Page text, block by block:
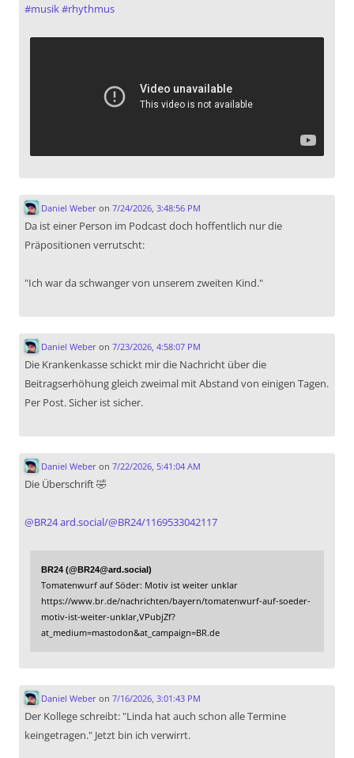
#musik#rhythmus
Daniel Weberon 7/24/2026, 3:48:56 PM
Da ist einer Person im Podcast doch hoffentlich nur die
Präpositionen verrutscht:
"Ich war da schwanger von unserem zweiten Kind."
Daniel Weberon 7/23/2026, 4:58:07 PM
Die Krankenkasse schickt mir die Nachricht über die
Beitragserhöhung gleich zweimal mit Abstand von einigen Tagen.
Per Post. Sicher ist sicher.
Daniel Weberon 7/22/2026, 5:41:04 AM
Die Überschrift 🤣
@BR24ard.social/@BR24/1169533042117
BR24 (@BR24@ard.social)
Tomatenwurf auf Söder: Motiv ist weiter unklar
https://www.br.de/nachrichten/bayern/tomatenwurf-auf-soeder-
motiv-ist-weiter-unklar,VPubjZf?
at_medium=mastodon&at_campaign=BR.de
Daniel Weberon 7/16/2026, 3:01:43 PM
Der Kollege schreibt: "Linda hat auch schon alle Termine
keingetragen." Jetzt bin ich verwirrt.